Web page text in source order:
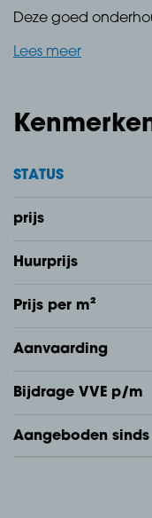
Deze goed
leefruimte, zowel
ligging ook nog
en Antwerpen goed
De tuin
en buitenkraan.
Lees meer
STATUS
prijs
Huurprijs
Prijs per m²
Aanvaarding
Bijdrage VVE p/m
Aangeboden sinds